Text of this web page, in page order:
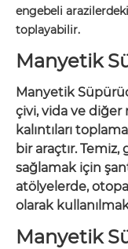
engebeli
toplayabilir.
Manyetik
Manyetik
çivi, vida ve
kalıntıları
bir araçtır.
sağlamak için
atölyelerde,
olarak
Manyetik